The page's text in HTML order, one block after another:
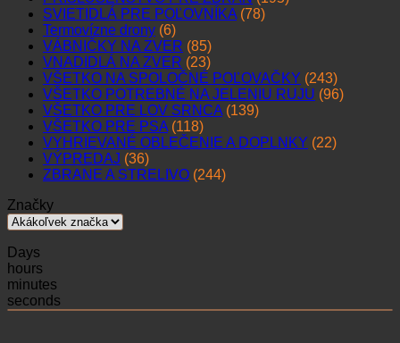
SVIETIDLÁ PRE POĽOVNÍKA (78)
Termovízne drony (6)
VÁBNIČKY NA ZVER (85)
VNADIDLÁ NA ZVER (23)
VŠETKO NA SPOLOČNÉ POĽOVAČKY (243)
VŠETKO POTREBNÉ NA JELENIU RUJU (96)
VŠETKO PRE LOV SRNCA (139)
VŠETKO PRE PSA (118)
VYHRIEVANÉ OBLEČENIE A DOPLNKY (22)
VÝPREDAJ (36)
ZBRANE A STRELIVO (244)
Značky
Days
hours
minutes
seconds